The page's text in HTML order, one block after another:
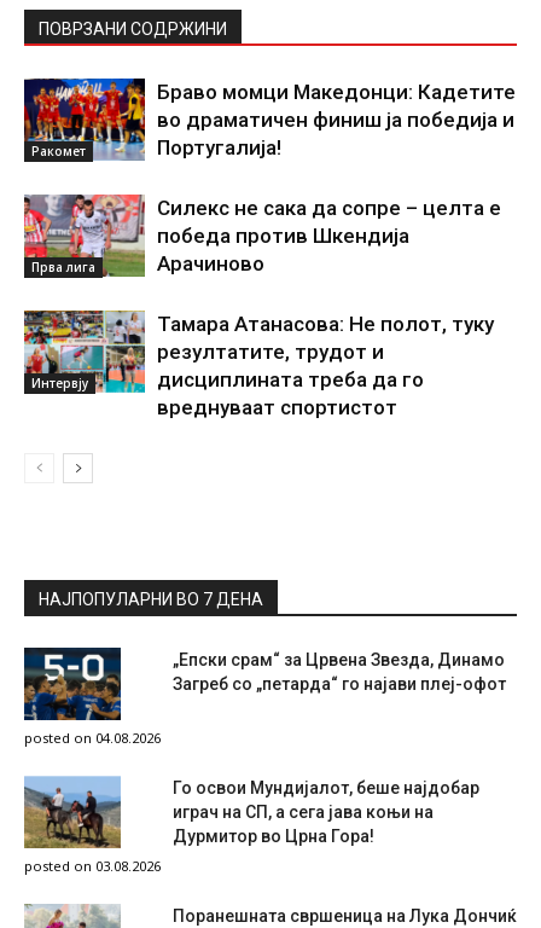
ПОВРЗАНИ СОДРЖИНИ
Ракомет
Браво момци Македонци: Кадетите
во драматичен финиш ја победија и
Португалија!
Прва лига
Силекс не сака да сопре – целта е
победа против Шкендија
Арачиново
Интервју
Тамара Атанасова: Не полот, туку
резултатите, трудот и
дисциплината треба да го
вреднуваат спортистот
НАЈПОПУЛАРНИ ВО 7 ДЕНА
„Епски срам“ за Црвена Звезда, Динамо
Загреб со „петарда“ го најави плеј-офот
posted on 04.08.2026
Го освои Мундијалот, беше најдобар
играч на СП, а сега јава коњи на
Дурмитор во Црна Гора!
posted on 03.08.2026
Поранешната свршеница на Лука Дончиќ